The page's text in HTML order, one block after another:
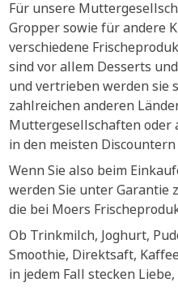
Für unsere
Gropper sowie für andere
verschiedene
sind vor allem Desserts
und vertrieben werden sie
zahlreichen anderen
Muttergesellschaften oder
in den meisten
Wenn Sie also beim
werden Sie unter Garantie
die bei Moers
Ob Trinkmilch, Joghurt,
Smoothie, Direktsaft,
in jedem Fall stecken